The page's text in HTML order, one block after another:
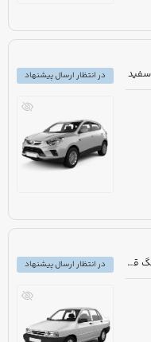
در انتظار ارسال پیشنهاد
مزایده دولتی خودرو پراید صبا GTX مدل 1380 رنگ قرمز
در انتظار ارسال پیشنهاد